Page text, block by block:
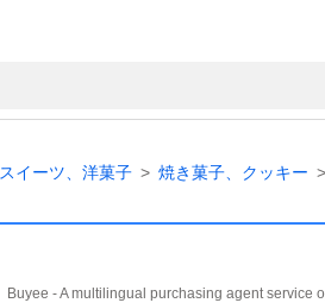
スイーツ、洋菓子 焼き菓子、クッキー
Buyee - A multilingual purchasing agent service